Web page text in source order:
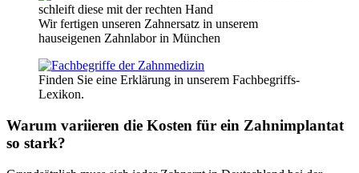
Wir fertigen unseren Zahnersatz in unserem
hauseigenen Zahnlabor in München
Finden Sie eine Erklärung in unserem Fachbegriffs-
Lexikon.
Warum variieren die Kosten für ein Zahnimplantat
so stark?